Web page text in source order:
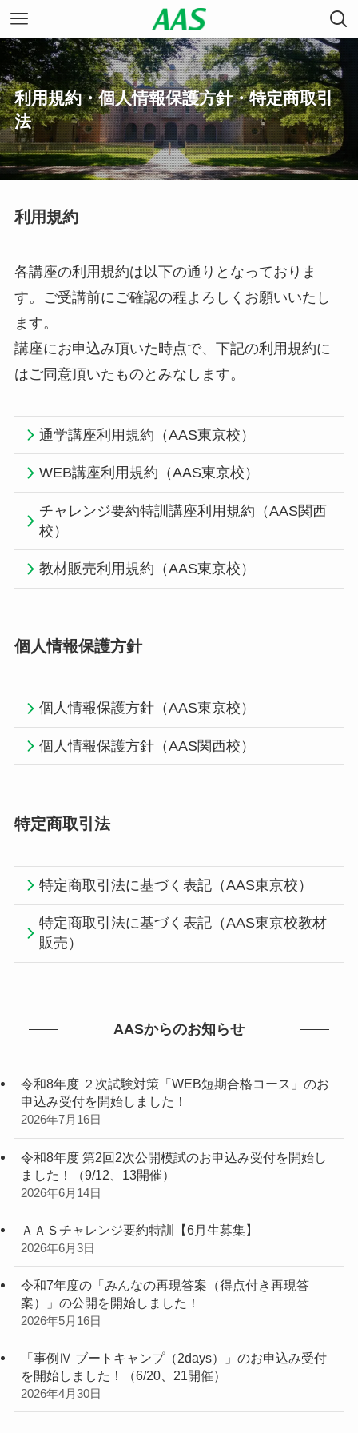
利用規約・個人情報保護方針・特定商取引
法
利用規約
各講座の利用規約は以下の通りとなっておりま
す。ご受講前にご確認の程よろしくお願いいたし
ます。
講座にお申込み頂いた時点で、下記の利用規約に
はご同意頂いたものとみなします。
通学講座利用規約（AAS東京校）
WEB講座利用規約（AAS東京校）
チャレンジ要約特訓講座利用規約（AAS関西
校）
教材販売利用規約（AAS東京校）
個人情報保護方針
個人情報保護方針（AAS東京校）
個人情報保護方針（AAS関西校）
特定商取引法
特定商取引法に基づく表記（AAS東京校）
特定商取引法に基づく表記（AAS東京校教材
販売）
AASからのお知らせ
令和8年度 ２次試験対策「WEB短期合格コース」のお
申込み受付を開始しました！
2026年7月16日
令和8年度 第2回2次公開模試のお申込み受付を開始し
ました！（9/12、13開催）
2026年6月14日
ＡＡＳチャレンジ要約特訓【6月生募集】
2026年6月3日
令和7年度の「みんなの再現答案（得点付き再現答
案）」の公開を開始しました！
2026年5月16日
「事例Ⅳ ブートキャンプ（2days）」のお申込み受付
を開始しました！（6/20、21開催）
2026年4月30日